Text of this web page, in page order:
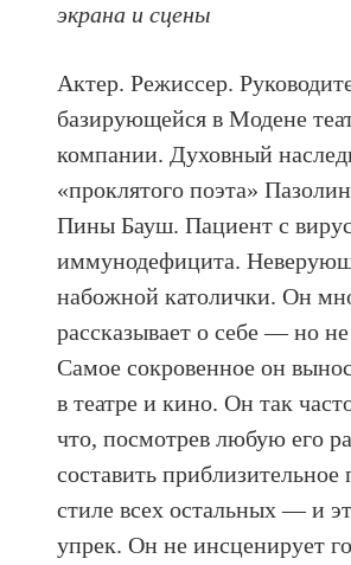
экрана и сцены
Актер. Режиссер.
базирующейся в Модене
компании. Духовный
«проклятого поэта»
Пины Бауш. Пациент с
иммунодефицита.
набожной католички. Он
рассказывает о себе — но
Cамое сокровенное он
в театре и кино. Он так
что, посмотрев любую его
составить приблизительное
стиле всех остальных — и
упрек. Он не инсценирует